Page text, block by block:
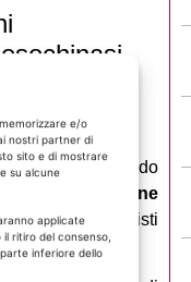
e/o
nostri partner di
sito e di mostrare
su alcune
applicate
ritiro del consenso,
inferiore dello
delle nostre
esigenze. Il metodo
elaborazione
di professionisti